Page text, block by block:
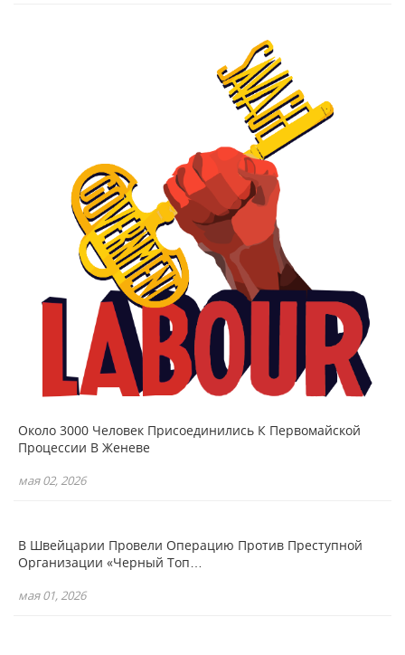
Около 3000 Человек Присоединились К Первомайской
Процессии В Женеве
мая 02, 2026
В Швейцарии Провели Операцию Против Преступной
Организации «Черный Топ…
мая 01, 2026